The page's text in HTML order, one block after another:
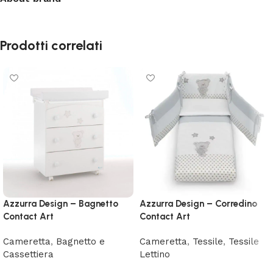
Prodotti correlati
Azzurra Design – Bagnetto
Contact Art
Cameretta, Bagnetto e
Cassettiera
Azzurra Design – Corredino
Contact Art
Cameretta, Tessile, Tessile
Lettino